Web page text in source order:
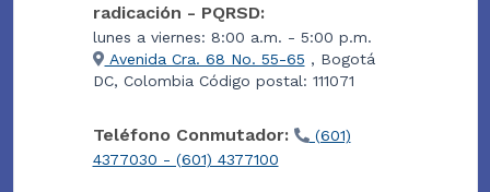
radicación - PQRSD:
lunes a viernes: 8:00 a.m. - 5:00 p.m.
Avenida Cra. 68 No. 55-65 , Bogotá
DC, Colombia Código postal: 111071
Teléfono Conmutador:
(601)
4377030 - (601) 4377100